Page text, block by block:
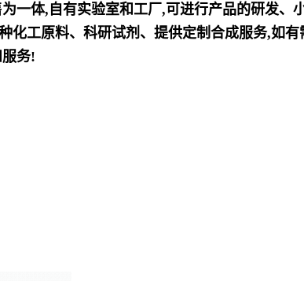
一体,自有实验室和工厂,可进行产品的研发、
化工原料、科研试剂、提供定制合成服务,如
务!